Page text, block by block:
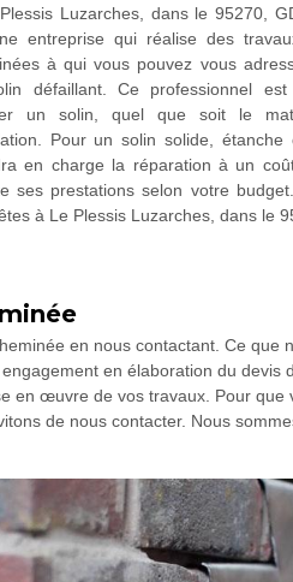
Luzarches, dans le 95270,
entreprise qui réalise des
à qui vous pouvez vous
défaillant. Ce professionnel
un solin, quel que soit le
Pour un solin solide, étanche
en charge la réparation à un
ses prestations selon votre
à Le Plessis Luzarches, dans le
en nous contactant. Ce que
en élaboration du devis
en œuvre de vos travaux. Pour que
de nous contacter. Nous